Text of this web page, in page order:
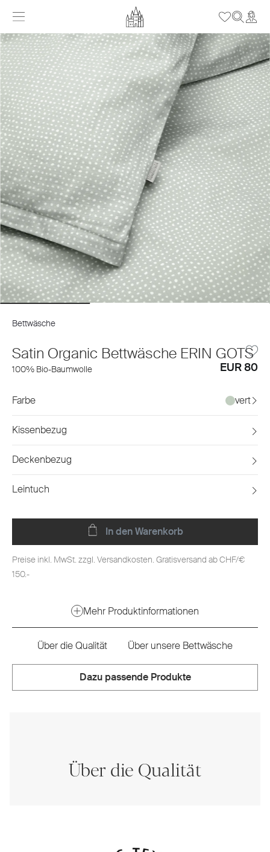
Bettwäsche
Satin Organic Bettwäsche ERIN GOTS
100% Bio-Baumwolle EUR 80
Farbe vert
Kissenbezug
Deckenbezug
Leintuch
In den Warenkorb
Preise inkl. MwSt. zzgl. Versandkosten. Gratisversand ab CHF/€
150.-
Mehr Produktinformationen
Über die Qualität Über unsere Bettwäsche
Dazu passende Produkte
Über die Qualität